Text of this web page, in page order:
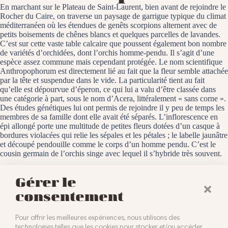
Gérer le
consentement
Pour offrir les meilleures expériences, nous utilisons des
En marchant sur le Plateau de Saint-Laurent, bien avant de rejoindre le
Rocher du Caire, on traverse un paysage de garrigue typique du climat
méditerranéen où les étendues de genêts scorpions alternent avec de
petits boisements de chênes blancs et quelques parcelles de lavandes.
C’est sur cette vaste table calcaire que poussent également bon nombre
de variétés d’orchidées, dont l’orchis homme-pendu. Il s’agit d’une
espèce assez commune mais cependant protégée. Le nom scientifique
Anthropophorum est directement lié au fait que la fleur semble attachée
par la tête et suspendue dans le vide. La particularité tient au fait
qu’elle est dépourvue d’éperon, ce qui lui a valu d’être classée dans
une catégorie à part, sous le nom d’Acera, littéralement « sans corne ».
Des études génétiques lui ont permis de rejoindre il y peu de temps les
membres de sa famille dont elle avait été séparés. L’inflorescence en
épi allongé porte une multitude de petites fleurs dotées d’un casque à
bordures violacées qui relie les sépales et les pétales ; le labelle jaunâtre
et découpé pendouille comme le corps d’un homme pendu. C’est le
cousin germain de l’orchis singe avec lequel il s’hybride très souvent.